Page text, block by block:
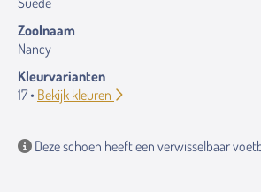
Zoolnaam
Nancy
Kleurvarianten
17 • Bekijk kleuren
Deze schoen heeft een verwisselbaar